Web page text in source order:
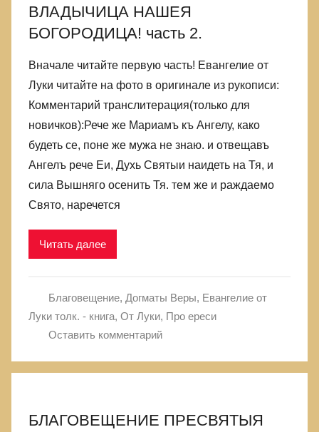
ВЛАДЫЧИЦА НАШЕЯ
БОГОРОДИЦА! часть 2.
Вначале читайте первую часть! Евангелие от
Луки читайте на фото в оригинале из рукописи:
Комментарий транслитерация(только для
новичков):Рече же Мариамъ къ Ангелу, како
будеть се, поне же мужа не знаю. и отвещавъ
Ангелъ рече Еи, Духь Святыи наидеть на Тя, и
сила Вышняго осенить Тя. тем же и раждаемо
Свято, наречется
Читать далее
Благовещение, Догматы Веры, Евангелие от
Луки толк. - книга, От Луки, Про ереси
Оставить комментарий
БЛАГОВЕЩЕНИЕ ПРЕСВЯТЫЯ